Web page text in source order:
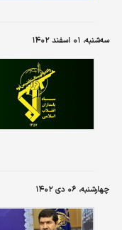
سه‌شنبه، ۰۱ اسفند ۱۴۰۲
چهارشنبه، ۰۶ دی ۱۴۰۲